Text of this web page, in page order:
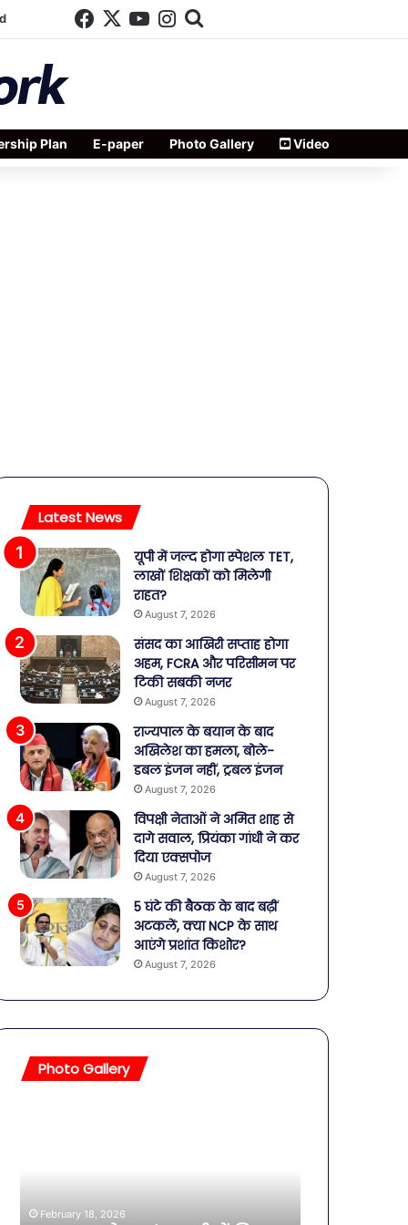
Facebook
X YouTube
Instagram
Plan E-paper Photo Gallery Video
Latest News
यूपी में जल्द होगा स्पेशल TET,
लाखों शिक्षकों को मिलेगी
राहत?
August 7, 2026
संसद का आखिरी सप्ताह होगा
अहम, FCRA और परिसीमन पर
टिकी सबकी नजर
August 7, 2026
राज्यपाल के बयान के बाद
अखिलेश का हमला, बोले-
डबल इंजन नहीं, ट्रबल इंजन
August 7, 2026
विपक्षी नेताओं ने अमित शाह से
दागे सवाल, प्रियंका गांधी ने कर
दिया एक्सपोज
August 7, 2026
5 घंटे की बैठक के बाद बढ़ीं
अटकलें, क्या NCP के साथ
आएंगे प्रशांत किशोर?
August 7, 2026
Photo Gallery
February 18, 2026